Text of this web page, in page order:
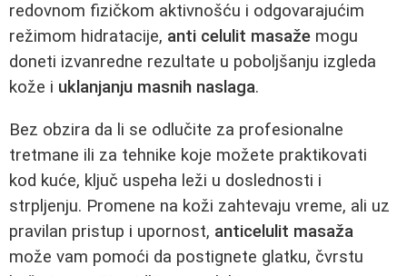
redovnom fizičkom aktivnošću i odgovarajućim
režimom hidratacije, anti celulit masaže mogu
doneti izvanredne rezultate u poboljšanju izgleda
kože i uklanjanju masnih naslaga.
Bez obzira da li se odlučite za profesionalne
tretmane ili za tehnike koje možete praktikovati
kod kuće, ključ uspeha leži u doslednosti i
strpljenju. Promene na koži zahtevaju vreme, ali uz
pravilan pristup i upornost, anticelulit masaža
može vam pomoći da postignete glatku, čvrstu